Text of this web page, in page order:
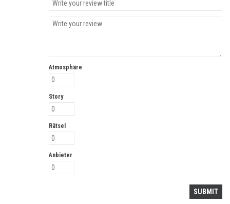
Atmosphäre
Story
Rätsel
Anbieter